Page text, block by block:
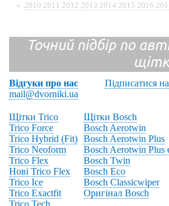
» 2010 2011 2012 2013 2014 2015 2016
Точний підбір по
Відгуки про нас Підписатися
mail@dvorniki.ua
Щітки Trico
Trico Force
Trico Hybrid (Fit)
Trico Neoform
Trico Flex
Нові Trico Flex
Trico Ice
Trico Exactfit
Trico Tech
Щітки Bosch
Bosch Aerotwin
Bosch Aerotwin Plus
Bosch Aerotwin Plus
Bosch Twin
Bosch Eco
Bosch Classicwiper
Оригінал Bosch